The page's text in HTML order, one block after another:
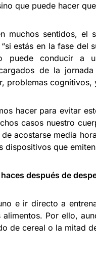
que puede hacer
muchos sentidos, el
estás en la fase del
puede conducir a
de la
problemas
hacer para evitar
casos nuestro
acostarse media
dispositivos que
después de
e ir directo a
alimentos. Por ello,
de cereal o la mitad